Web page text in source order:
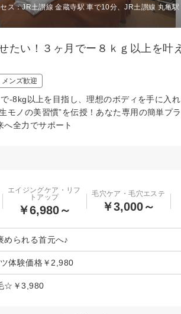
ス：JR土讃線 金蔵寺駅 車で10分、JR土讃線 丸亀
たい！３ヶ月でー８ｋｇ以上を
メンズ歓迎
-8kg以上を目指し、理想のボディを手に入
モノの美習慣”を伝授！あなた専用の簡単プ
全力でサポート
エイジングケア・リフ
トアップ
￥6,980～
毛穴ケア・毛穴エステ
￥3,000～
められる首元へ♪
体験価格￥2,980
☆￥3,980